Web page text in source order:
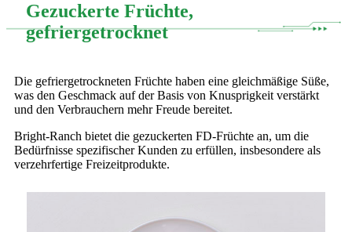
Gezuckerte Früchte,
gefriergetrocknet
Die gefriergetrockneten Früchte haben eine gleichmäßige Süße,
was den Geschmack auf der Basis von Knusprigkeit verstärkt
und den Verbrauchern mehr Freude bereitet.
Bright-Ranch bietet die gezuckerten FD-Früchte an, um die
Bedürfnisse spezifischer Kunden zu erfüllen, insbesondere als
verzehrfertige Freizeitprodukte.